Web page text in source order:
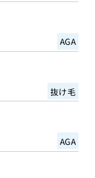
AGA
抜け毛
AGA